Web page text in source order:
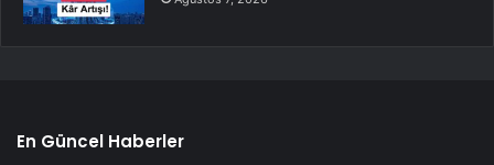
En Güncel Haberler